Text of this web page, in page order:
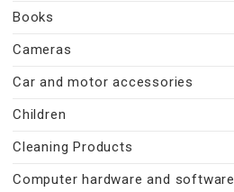
Books
Cameras
Car and motor accessories
Children
Cleaning Products
Computer hardware and software